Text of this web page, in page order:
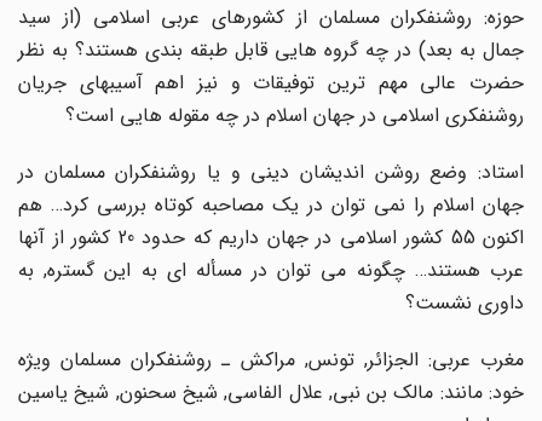
حوزه: روشنفکران مسلمان از کشورهاى عربى اسلامى (از سید
جمال به بعد) در چه گروه هایى قابل طبقه بندى هستند؟ به نظر
حضرت عالى مهم ترین توفیقات و نیز اهم آسیبهاى جریان
روشنفکرى اسلامى در جهان اسلام در چه مقوله هایى است؟
استاد: وضع روشن اندیشان دینى و یا روشنفکران مسلمان در
جهان اسلام را نمى توان در یک مصاحبه کوتاه بررسى کرد… هم
اکنون 55 کشور اسلامى در جهان داریم که حدود 20 کشور از آنها
عرب هستند… چگونه مى توان در مسأله اى به این گستره, به
داورى نشست؟
مغرب عربى: الجزائر, تونس, مراکش ـ روشنفکران مسلمان ویژه
خود: مانند: مالک بن نبى, علال الفاسى, شیخ سحنون, شیخ یاسین